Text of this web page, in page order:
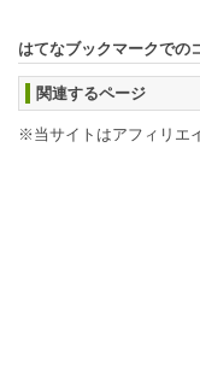
はてなブックマークでの
関連するページ
※当サイトはアフィリエ